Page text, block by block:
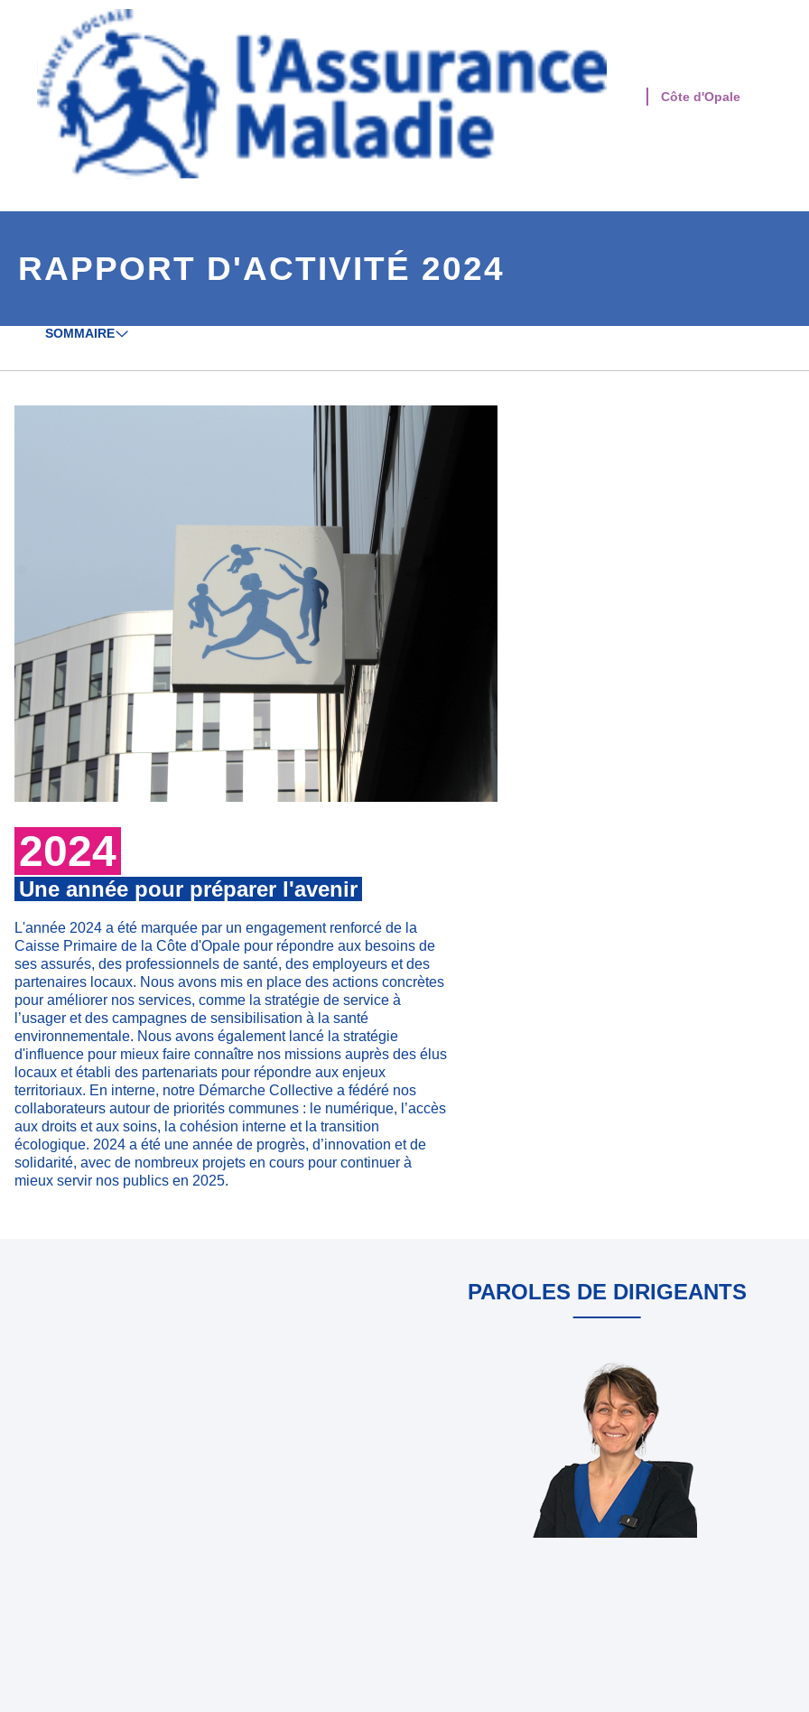
Aller à la navigation secondaire
Côte d'Opale
RAPPORT D'ACTIVITÉ 2024
SOMMAIRE
2024
Une année pour préparer l'avenir
L'année 2024 a été marquée par un engagement renforcé de la
Caisse Primaire de la Côte d'Opale pour répondre aux besoins de
ses assurés, des professionnels de santé, des employeurs et des
partenaires locaux. Nous avons mis en place des actions concrètes
pour améliorer nos services, comme la stratégie de service à
l’usager et des campagnes de sensibilisation à la santé
environnementale. Nous avons également lancé la stratégie
d'influence pour mieux faire connaître nos missions auprès des élus
locaux et établi des partenariats pour répondre aux enjeux
territoriaux. En interne, notre Démarche Collective a fédéré nos
collaborateurs autour de priorités communes : le numérique, l’accès
aux droits et aux soins, la cohésion interne et la transition
écologique. 2024 a été une année de progrès, d’innovation et de
solidarité, avec de nombreux projets en cours pour continuer à
mieux servir nos publics en 2025.
PAROLES DE DIRIGEANTS